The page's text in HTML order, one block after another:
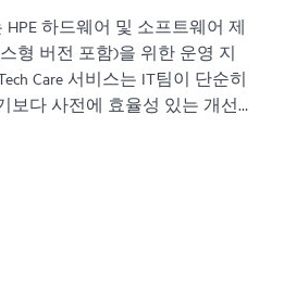
HPE 하드웨어 및 소프트웨어 제
형 버전 포함)을 위한 운영 지
Care 서비스는 IT팀이 단순히
보다 사전에 효율성 있는 개선
고객이 위험을 줄이는 것뿐만 아